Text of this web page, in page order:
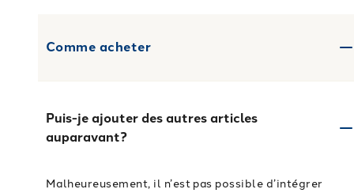
Comme acheter
Puis-je ajouter des autres articles
auparavant?
Malheureusement, il n’est pas possible d’intégrer